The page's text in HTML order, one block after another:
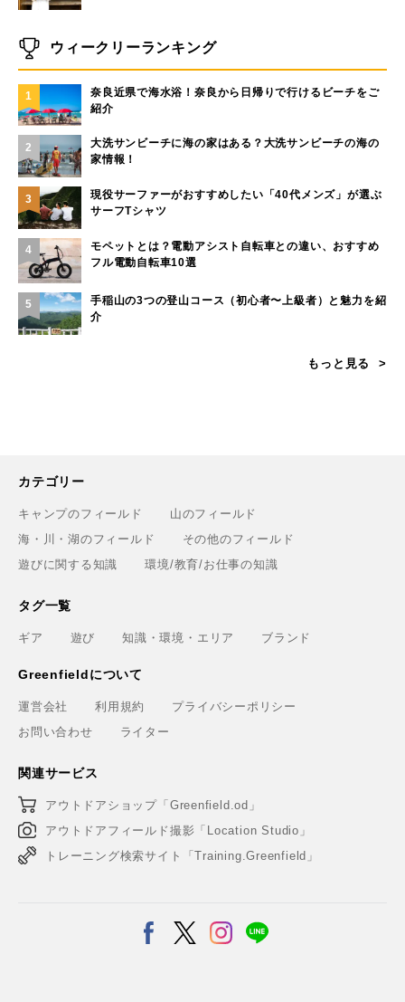
ウィークリーランキング
1
奈良近県で海水浴！奈良から日帰りで行けるビーチをご
紹介
2
大洗サンビーチに海の家はある？大洗サンビーチの海の
家情報！
3
現役サーファーがおすすめしたい「40代メンズ」が選ぶ
サーフTシャツ
4
モペットとは？電動アシスト自転車との違い、おすすめ
フル電動自転車10選
5
手稲山の3つの登山コース（初心者〜上級者）と魅力を紹
介
もっと見る
カテゴリー
キャンプのフィールド
山のフィールド
海・川・湖のフィールド
その他のフィールド
遊びに関する知識
環境/教育/お仕事の知識
タグ一覧
ギア 遊び 知識・環境・エリア ブランド
Greenfieldについて
運営会社 利用規約
プライバシーポリシー
お問い合わせ
ライター
関連サービス
アウトドアショップ「Greenfield.od」
アウトドアフィールド撮影「Location Studio」
トレーニング検索サイト「Training.Greenfield」